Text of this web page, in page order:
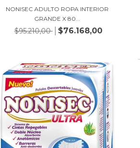
NONISEC ADULTO ROPA INTERIOR
GRANDE X 80...
$95.210,00 $76.168,00